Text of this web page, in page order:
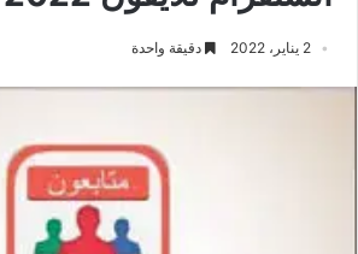
2 يناير، 2022 دقيقة واحدة